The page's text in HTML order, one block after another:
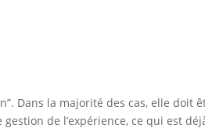
Dans la majorité des cas, elle doit
de l’expérience, ce qui est